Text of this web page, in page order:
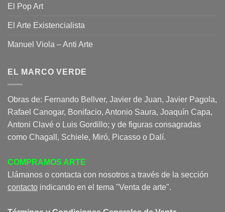
El Pop Art
El Arte Existencialista
Manuel Viola – Anti Arte
EL MARCO VERDE
Obras de: Fernando Bellver, Javier de Juan, Javier Pagola,
Rafael Canogar, Bonifacio, Antonio Saura, Joaquín Capa,
Antoni Clavé o Luis Gordillo; y de figuras consagradas
como Chagall, Schiele, Miró, Picasso o Dalí.
COMPRAMOS ARTE
Llámanos o contacta con nosotros a través de la sección
contacto indicando en el tema "Venta de arte".